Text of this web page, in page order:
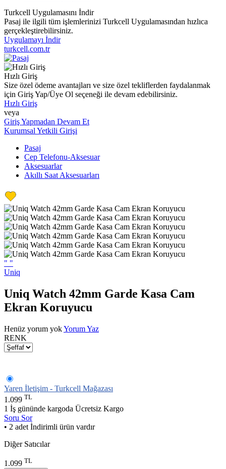
Turkcell Uygulamasını İndir
Pasaj ile ilgili tüm işlemlerinizi Turkcell Uygulamasından hızlıca
gerçekleştirebilirsiniz.
Uygulamayı İndir
turkcell.com.tr
Hızlı Giriş
Size özel ödeme avantajları ve size özel tekliflerden faydalanmak
için Giriş Yap/Üye Ol seçeneği ile devam edebilirsiniz.
Hızlı Giriş
veya
Giriş Yapmadan Devam Et
Kurumsal Yetkili Girişi
Pasaj
Cep Telefonu-Aksesuar
Aksesuarlar
Akıllı Saat Aksesuarları
" "
Uniq
Uniq Watch 42mm Garde Kasa Cam
Ekran Koruyucu
Henüz yorum yokYorum Yaz
RENK
Yaren İletişim - Turkcell Mağazası
1.099 TL
1 İş gününde kargoda Ücretsiz Kargo
Soru Sor
• 2 adet İndirimli ürün vardır
Diğer Satıcılar
1.099 TL